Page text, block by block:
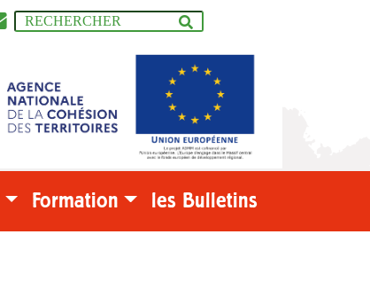
Formation les Bulletins